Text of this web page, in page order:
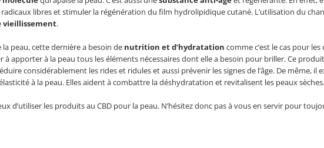
libres et stimuler la régénération du film hydrolipidique cutané. L’utilisation du
vieillissement.
peau, cette dernière a besoin de nutrition et d’hydratation comme c’est le cas pour les
à apporter à la peau tous les éléments nécessaires dont elle a besoin pour briller. Ce
considérablement les rides et ridules et aussi prévenir les signes de l’âge. De même, il
à la peau. Elles aident à combattre la déshydratation et revitalisent les peaux sèches.
d’utiliser les produits au CBD pour la peau. N’hésitez donc pas à vous en servir pour